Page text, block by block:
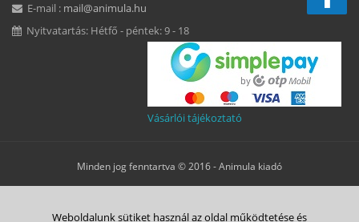
E-mail : mail@animula.hu
Nyitvatartás: Hétfő - péntek: 9 - 18
Vásárlói tájékoztató
Minden jog fenntartva © 2016 -Animula kiadó
Weboldalunk sütiket használ az oldal működtetése és